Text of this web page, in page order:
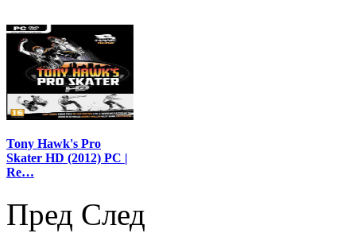
Tony Hawk's Pro
Skater HD (2012) PC |
Re…
Пред След